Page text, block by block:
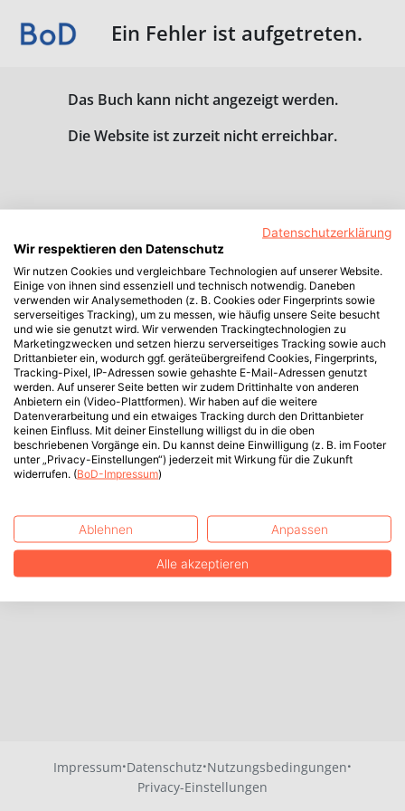
Ein Fehler ist aufgetreten.
Das Buch kann nicht angezeigt werden.
Die Website ist zurzeit nicht erreichbar.
Impressum·Datenschutz·Nutzungsbedingungen·
Privacy-Einstellungen
Datenschutzerklärung
Wir respektieren den Datenschutz
Wir nutzen Cookies und vergleichbare Technologien auf unserer Website.
Einige von ihnen sind essenziell und technisch notwendig. Daneben
verwenden wir Analysemethoden (z. B. Cookies oder Fingerprints sowie
serverseitiges Tracking), um zu messen, wie häufig unsere Seite besucht
und wie sie genutzt wird. Wir verwenden Trackingtechnologien zu
Marketingzwecken und setzen hierzu serverseitiges Tracking sowie auch
Drittanbieter ein, wodurch ggf. geräteübergreifend Cookies, Fingerprints,
Tracking-Pixel, IP-Adressen sowie gehashte E-Mail-Adressen genutzt
werden. Auf unserer Seite betten wir zudem Drittinhalte von anderen
Anbietern ein (Video-Plattformen). Wir haben auf die weitere
Datenverarbeitung und ein etwaiges Tracking durch den Drittanbieter
keinen Einfluss. Mit deiner Einstellung willigst du in die oben
beschriebenen Vorgänge ein. Du kannst deine Einwilligung (z. B. im Footer
unter „Privacy-Einstellungen“) jederzeit mit Wirkung für die Zukunft
widerrufen. (BoD-Impressum)
Ablehnen Anpassen
Alle akzeptieren